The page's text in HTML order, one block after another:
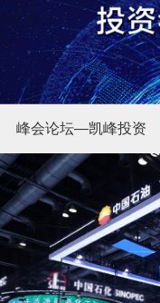
峰会论坛—凯峰投资